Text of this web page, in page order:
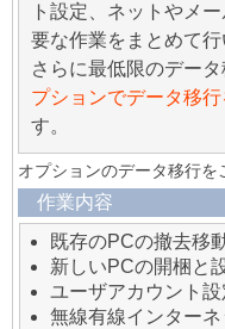
ト設定、ネットやメ
要な作業をまとめて行
さらに最低限のデー
プションでデータ移
す。
オプションのデータ移行を
作業内容
既存のPCの撤去移
新しいPCの開梱と
ユーザアカウント
無線有線インター